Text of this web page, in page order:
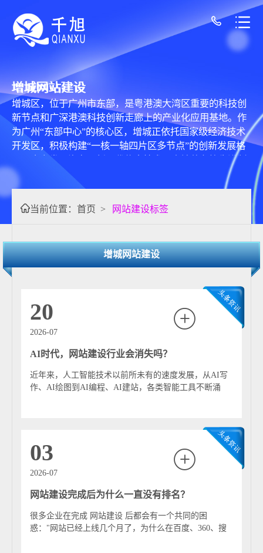
增城网站建设
增城区，位于广州市东部，是粤港澳大湾区重要的科技创
新节点和广深港澳科技创新走廊上的产业化应用基地。作
为广州“东部中心”的核心区，增城正依托国家级经济技术
开发区，积极构建“一核一轴四片区多节点”的创新发展格
局，大力发展汽车、新一代信息技术、高端装备等先进制
造业。在这一战略背景下，增城网站建设不仅是数字化转
型的基础设施，更是其链接湾区、展示科创实力、服务实
体经济与融入全球市场的重要数字枢纽。 核心定位与主要
类型 增城的网站建设紧密服务于其战略定位与产业特点，
的公共服务，主要呈现为以下关键类型：网站类型, 企业级
（特别是外贸）网站, 核心定位与特点, 企业品牌化与全球
持、符合国际标准的独立站开发、谷歌SEO优化。功能上
注重产品展示、在线询盘与支付集成，以服务区内发达的
机械、电子、化工等外贸产业。网站类型, 文旅与形象推广
窗口, 核心定位与特点,展示“宜居宜业”城市形象，促进文
源，提供旅游指南与活动资讯。配合重大体育赛事和活
动，进行线上推广。 发展趋势与建设要点 当前，增城的网
站建设正朝三个方向深化： 1. 定位专业化与国际化：企业
球支付的独立站成为刚需。 2. 设计体验与性能并重：无论
政府还是企业网站，都更加注重用户体验，强调清晰的导
航、快速的响应速度与美观的视觉设计。同时，确保网站
的安全性、稳定性与在各种终端设备上的良好兼容性（响
容建设强调准确、全面与及时更新。产业类网站更注重与
增城实际的“产业链和创新链”深度融合，成为创新生态的
线上展示与对接节点。 总而言之，增城网站建设是其“湾
当前位置： 首页 > 网站建设标签
增城网站建设
20
2026-07
AI时代，网站建设行业会消失吗？
近年来，人工智能技术以前所未有的速度发展，从AI写
作、AI绘图到AI编程、AI建站，各类智能工具不断涌
03
2026-07
网站建设完成后为什么一直没有排名？
很多企业在完成 网站建设 后都会有一个共同的困
惑："网站已经上线几个月了，为什么在百度、360、搜